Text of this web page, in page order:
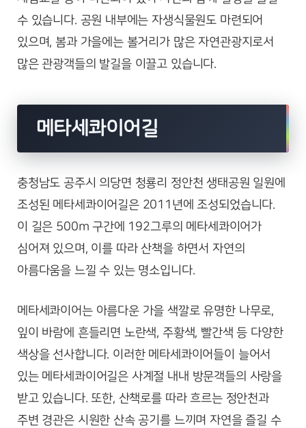
수 있습니다. 공원 내부에는 자생식물원도 마련되어
있으며, 봄과 가을에는 볼거리가 많은 자연관광지로서
많은 관광객들의 발길을 이끌고 있습니다.
메타세콰이어길
충청남도 공주시 의당면 청룡리 정안천 생태공원 일원에
조성된 메타세콰이어길은 2011년에 조성되었습니다.
이 길은 500m 구간에 192그루의 메타세콰이어가
심어져 있으며, 이를 따라 산책을 하면서 자연의
아름다움을 느낄 수 있는 명소입니다.
메타세콰이어는 아름다운 가을 색깔로 유명한 나무로,
잎이 바람에 흔들리면 노란색, 주황색, 빨간색 등 다양한
색상을 선사합니다. 이러한 메타세콰이어들이 늘어서
있는 메타세콰이어길은 사계절 내내 방문객들의 사랑을
받고 있습니다. 또한, 산책로를 따라 흐르는 정안천과
주변 경관은 시원한 산속 공기를 느끼며 자연을 즐길 수